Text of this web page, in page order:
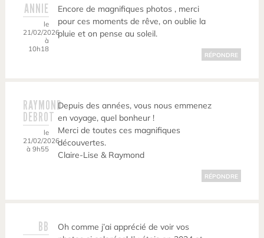
ANNIE
le
21/02/2026
à
10h18
Encore de magnifiques photos , merci
pour ces moments de rêve, on oublie la
pluie et on pense au soleil.
RÉPONDRE
RAYMOND
DEBROT
le
21/02/2026
à 9h55
Depuis des années, vous nous emmenez
en voyage, quel bonheur !
Merci de toutes ces magnifiques
découvertes.
Claire-Lise & Raymond
RÉPONDRE
BB
Oh comme j’ai apprécié de voir vos